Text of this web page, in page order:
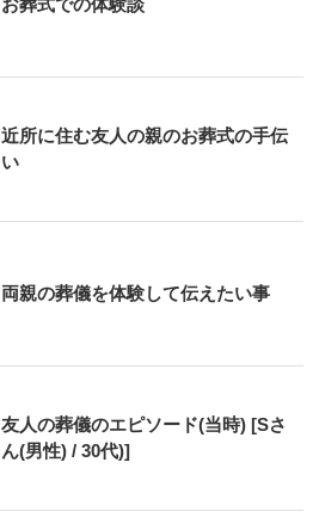
近所に住む友人の親のお葬式の手伝
い
両親の葬儀を体験して伝えたい事
友人の葬儀のエピソード(当時) [Sさ
ん(男性) / 30代)]